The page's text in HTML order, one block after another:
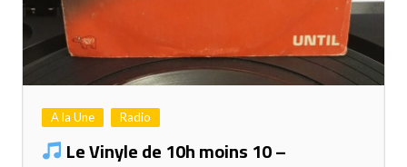
A la Une Radio
Le Vinyle de 10h moins 10 –